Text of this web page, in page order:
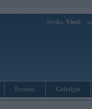
Sveiks, Viesi!
Forums Galerijas